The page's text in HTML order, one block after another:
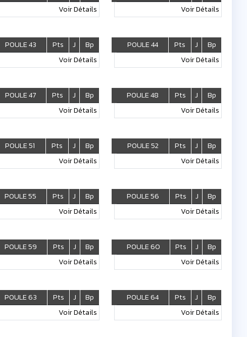
Voir Détails
Voir Détails
POULE 43 Pts J
Bp
Voir Détails
POULE 44 Pts J
Bp
Voir Détails
POULE 47 Pts J
Bp
Voir Détails
POULE 48 Pts J
Bp
Voir Détails
POULE 51 Pts J
Bp
Voir Détails
POULE 52 Pts J
Bp
Voir Détails
POULE 55 Pts J
Bp
Voir Détails
POULE 56 Pts J
Bp
Voir Détails
POULE 59 Pts J
Bp
Voir Détails
POULE 60 Pts J
Bp
Voir Détails
POULE 63 Pts J
Bp
Voir Détails
POULE 64 Pts J
Bp
Voir Détails